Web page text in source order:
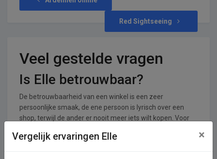
Red Sightseeing
Veel gestelde vragen
Is Elle betrouwbaar?
De betrouwbaarheid van een winkel is een zeer
persoonlijke smaak, de ene persoon is lyrisch over een
shop, terwijl de ander er nooit meer iets wilt kopen. Voor
shop krijgt een gemiddeld cijfer van 0,00 uit een totaal van
Vergelijk ervaringen Elle ×